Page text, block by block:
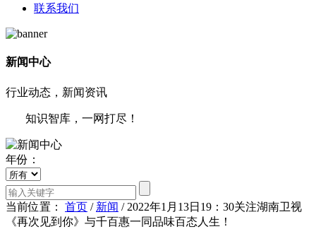
联系我们
新闻中心
行业动态，新闻资讯
知识智库，一网打尽！
年份：
当前位置： 首页 / 新闻 / 2022年1月13日19：30关注湖南卫视
《再次见到你》与千百惠一同品味百态人生！